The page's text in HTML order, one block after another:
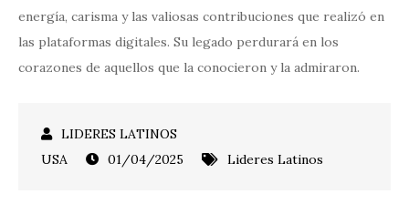
energía, carisma y las valiosas contribuciones que realizó en
las plataformas digitales. Su legado perdurará en los
corazones de aquellos que la conocieron y la admiraron.
01/04/2025 Lideres Latinos